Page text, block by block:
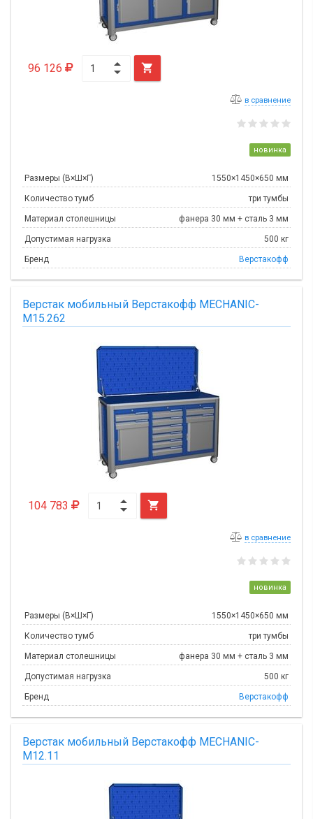
96 126 
в сравнение
новинка
Размеры (В×Ш×Г) 1550×1450×650 мм
Количество тумб три тумбы
Материал столешницы фанера 30 мм + сталь 3 мм
Допустимая нагрузка 500 кг
Бренд Верстакофф
Верстак мобильный Верстакофф MECHANIC-
М15.262
104 783 
в сравнение
новинка
Размеры (В×Ш×Г) 1550×1450×650 мм
Количество тумб три тумбы
Материал столешницы фанера 30 мм + сталь 3 мм
Допустимая нагрузка 500 кг
Бренд Верстакофф
Верстак мобильный Верстакофф MECHANIC-
М12.11